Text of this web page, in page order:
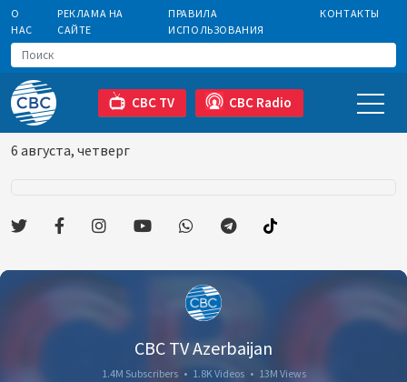
О
НАС
РЕКЛАМА НА
САЙТЕ
ПРАВИЛА
ИСПОЛЬЗОВАНИЯ
КОНТАКТЫ
CBC TV CBC Radio
6 августа, четверг
CBC TV Azerbaijan
1.4M Subscribers • 1.8K Videos • 13M Views